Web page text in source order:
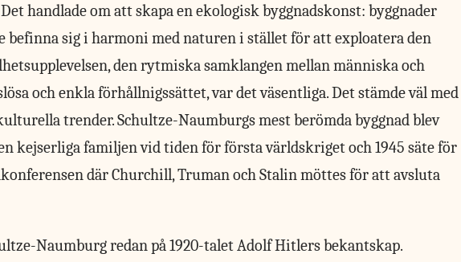
handlade om att skapa en ekologisk byggnadskonst: byggnader
befinna sig i harmoni med naturen i stället för att exploatera den
den rytmiska samklangen mellan människa och
och enkla förhållnigssättet, var det väsentliga. Det stämde väl med
trender. Schultze-Naumburgs mest berömda byggnad blev
kejserliga familjen vid tiden för första världskriget och 1945 säte för
där Churchill, Truman och Stalin möttes för att avsluta
Naumburg redan på 1920-talet Adolf Hitlers bekantskap.